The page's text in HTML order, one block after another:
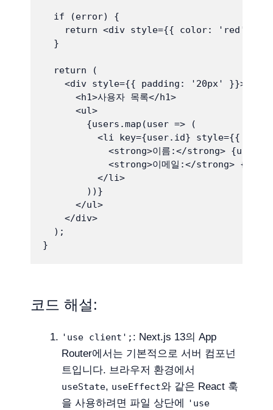
  if (error) {
return <div style={{ color: 'red' }}>
  }
  return (
    <div style={{ padding: '20px' }}>
      <h1>사용자 목록</h1>
      <ul>
        {users.map(user => (
<li key={user.id} style={{
<strong>이름:</strong>
<strong>이메일:</strong>
          </li>
        ))}
      </ul>
    </div>
  );
코드 해설:
'use client'; : Next.js 13의 App
Router에서는 기본적으로 서버 컴포넌
트입니다. 브라우저 환경에서
useState, useEffect와 같은 React 훅
을 사용하려면 파일 상단에
'use